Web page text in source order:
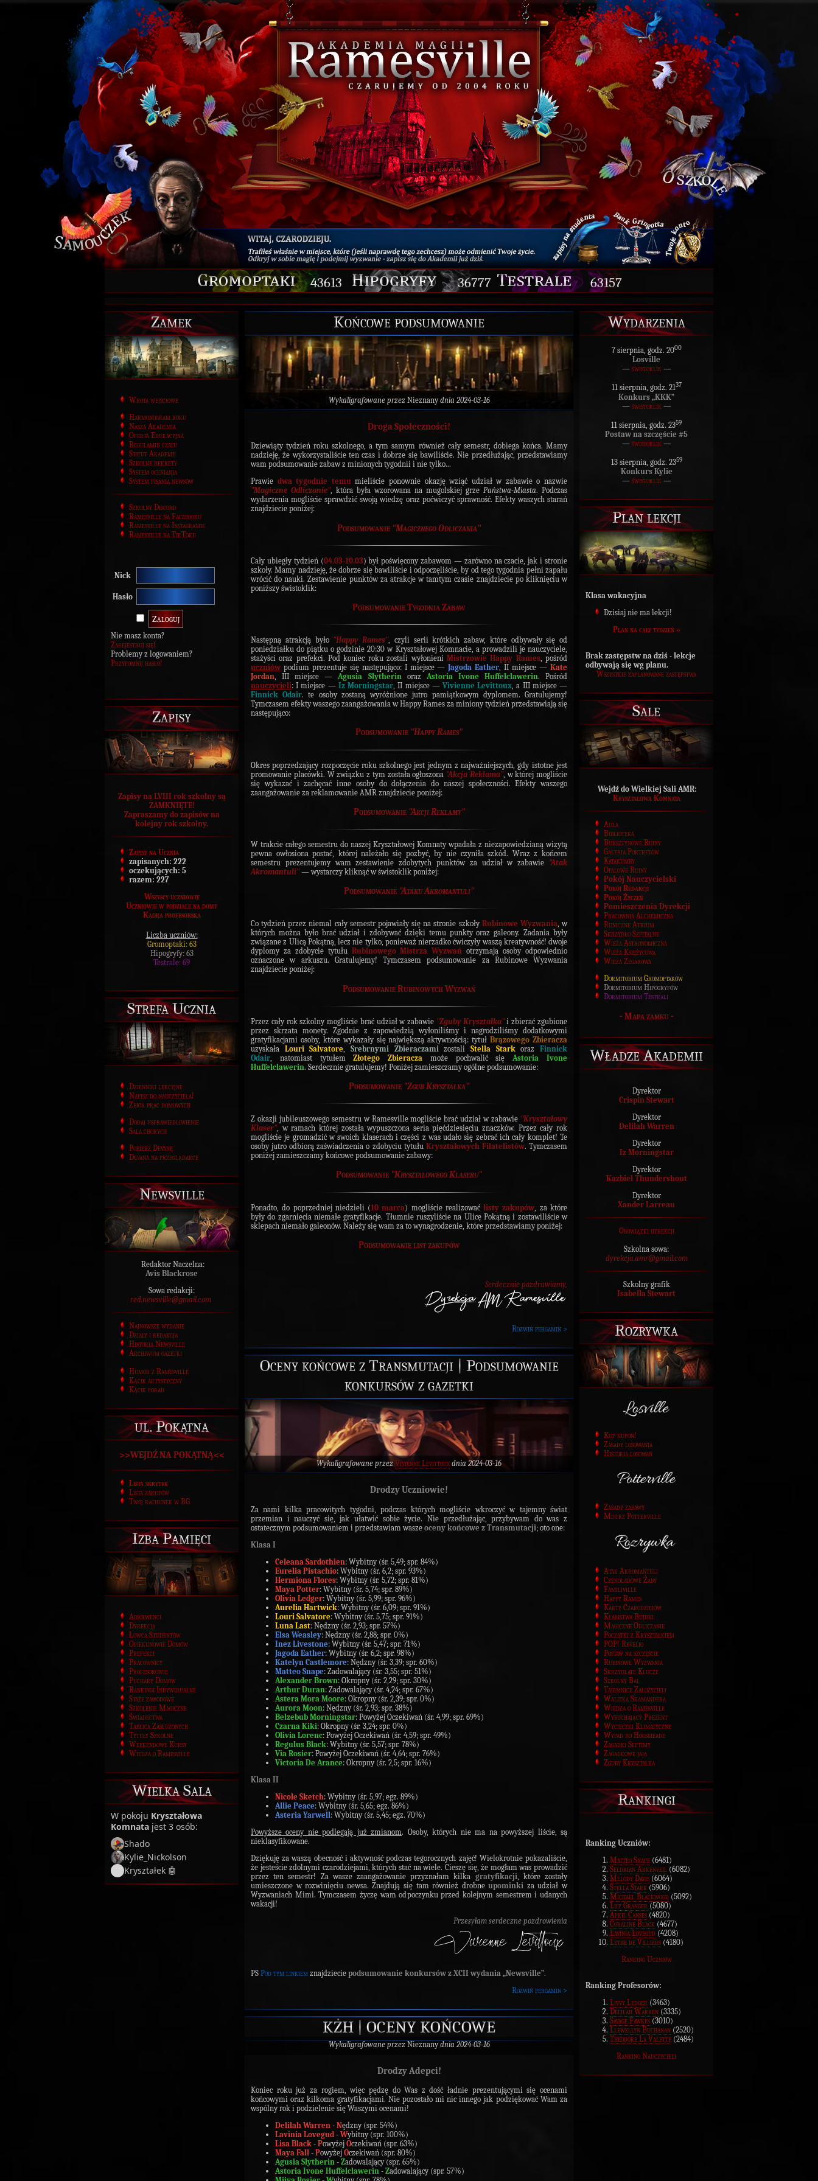
43613 36777 63157
Zamek
Wrota wejściowe
Harmonogram roku
Nasza Akademia
Oferta Edukacyjna
Regulamin czatu
Statut Akademii
Szkolne dekrety
System oceniania
System pisania newsów
Szkolny Discord
Ramesville na Facebooku
Ramesville na Instagramie
Ramesville na TikToku
Nick
Hasło
Nie masz konta?
Zarejestruj się!
Problemy z logowaniem?
Przypomnij hasło!
Zapisy
Zapisy na LVIII rok szkolny są
ZAMKNIĘTE!
Zapraszamy do zapisów na
kolejny rok szkolny.
Zapisy na Ucznia
zapisanych: 222
oczekujących: 5
razem: 227
Wszyscy uczniowie
Uczniowie w podziale na domy
Kadra profesorska
Liczba uczniów:
Gromoptaki: 63
Hipogryfy: 63
Testrale: 69
Strefa Ucznia
Dzienniki lekcyjne
Napisz do nauczyciela!
Zbiór prac domowych
Dodaj usprawiedliwienie
Sala chorych
Pobierz Devanę
Devana na przeglądarce
Newsville
Redaktor Naczelna:
Avis Blackrose
Sowa redakcji:
red.newsville@gmail.com
Najnowsze wydanie
Działy i redakcja
Historia Newsville
Archiwum gazetki
Humor z Ramesville
Kącik artystyczny
Kącik porad
ul. Pokątna
>>WEJDŹ NA POKĄTNĄ<<
Lista skrytek
Lista zakupów
Twój rachunek w BG
Izba Pamięci
Absolwenci
Dyrekcja
Łowca Studentów
Opiekunowie Domów
Prefekci
Pracownicy
Profesorowie
Puchary Domów
Rankingi Indywidualne
Staże zawodowe
Szkolenie Magiczne
Świadectwa
Tablica Zasłużonych
Tytuły Szkolne
Weekendowe Kursy
Wiedza o Ramesville
Wielka Sala
W pokoju Kryształowa
Komnata jest 3 osób:
Shado
Kylie_Nickolson
Kryształek 🤖
Końcowe podsumowanie
Wykaligrafowane przez Nieznanydnia 2024-03-16
Droga Społeczności!
Dziewiąty tydzień roku szkolnego, a tym samym również cały semestr, dobiega końca. Mamy
nadzieję, że wykorzystaliście ten czas i dobrze się bawiliście. Nie przedłużając, przedstawiamy
wam podsumowanie zabaw z minionych tygodnii i nie tylko...
Prawie dwa tygodnie temumieliście ponownie okazję wziąć udział w zabawie o nazwie
"Magiczne Odliczanie", która była wzorowana na mugolskiej grze Państwa-Miasta. Podczas
wydarzenia mogliście sprawdzić swoją wiedzę oraz poćwiczyć sprawność. Efekty waszych starań
znajdziecie poniżej:
Podsumowanie "Magicznego Odliczania"
Cały ubiegły tydzień (04.03-10.03) był poświęcony zabawom — zarówno na czacie, jak i stronie
szkoły. Mamy nadzieję, że dobrze się bawiliście i odpoczęliście, by od tego tygodnia pełni zapału
wrócić do nauki. Zestawienie punktów za atrakcje w tamtym czasie znajdziecie po kliknięciu w
poniższy świstoklik:
Podsumowanie Tygodnia Zabaw
Następną atrakcją było "Happy Rames", czyli serii krótkich zabaw, które odbywały się od
poniedziałku do piątku o godzinie 20:30 w Kryształowej Komnacie, a prowadzili je nauczyciele,
stażyści oraz prefekci. Pod koniec roku zostali wyłonieni Mistrzowie Happy Rames, pośród
uczniów podium prezentuje się następująco: I miejsce —Jagoda Eather, II miejsce —Kate
Jordan, III miejsce —Agusia Slytherinoraz Astoria Ivone Huffelclawerin. Pośród
nauczycieli: I miejsce — Iz Morningstar, II miejsce — Vivienne Levittoux, a III miejsce —
Finnick Odair. te osoby zostaną wyróżnione jutro pamiątkowym dyplomem. Gratulujemy!
Tymczasem efekty waszego zaangażowania w Happy Rames za miniony tydzień przedstawiają się
następująco:
Podsumowanie "Happy Rames"
Okres poprzedzający rozpoczęcie roku szkolnego jest jednym z najważniejszych, gdy istotne jest
promowanie placówki. W związku z tym została ogłoszona "Akcja Reklama", w której mogliście
się wykazać i zachęcać inne osoby do dołączenia do naszej społeczności. Efekty waszego
zaangażowanie za reklamowanie AMR znajdziecie poniżej:
Podsumowanie "Akcji Reklamy"
W trakcie całego semestru do naszej Kryształowej Komnaty wpadała z niezapowiedzianą wizytą
pewna owłosiona postać, której należało się pozbyć, by nie czyniła szkód. Wraz z końcem
semestru prezentujemy wam zestawienie zdobytych punktów za udział w zabawie "Atak
Akromantuli"— wystarczy kliknąć w świstoklik poniżej:
Podsumowanie "Ataku Akromantuli"
Co tydzień przez niemal cały semestr pojawiały się na stronie szkoły Rubinowe Wyzwania, w
których można było brać udział i zdobywać dzięki temu punkty oraz galeony. Zadania były
związane z Ulicą Pokątną, lecz nie tylko, ponieważ nierzadko ćwiczyły waszą kreatywność! dwoje
dyplomy za zdobycie tytułu Rubinowego Mistrza Wyzwań otrzymają osoby odpowiednio
oznaczone w arkuszu. Gratulujemy! Tymczasem podsumowanie za Rubinowe Wyzwania
znajdziecie poniżej:
Podsumowanie Rubinowych Wyzwań
Przez cały rok szkolny mogliście brać udział w zabawie "Zguby Kryształka"i zbierać zgubione
przez skrzata monety. Zgodnie z zapowiedzią wyłoniliśmy i nagrodziliśmy dodatkowymi
gratyfikacjami osoby, które wykazały się największą aktywnością: tytułBrązowego Zbieracza
uzyskała Louri Salvatore ,Srebrnymi Zbieraczami zostali Stella Stark orazFinnick
Odair , natomiast tytułemZłotego Zbieracza może pochwalić się Astoria Ivone
Huffelclawerin. Serdecznie gratulujemy! Poniżej zamieszczamy ogólne podsumowanie:
Podsumowanie "Zgub Kryształka"
Z okazji jubileuszowego semestru w Ramesville mogliście brać udział w zabawie "Kryształowy
Klaser", w ramach której została wypuszczona seria pięćdziesięciu znaczków. Przez cały rok
mogliście je gromadzić w swoich klaserach i części z was udało się zebrać ich cały komplet! Te
osoby jutro odbiorą zaświadczenia o zdobyciu tytułu Kryształowych Filatelistów. Tymczasem
poniżej zamieszczamy końcowe podsumowanie zabawy:
Podsumowanie "Kryształowego Klaseru"
Ponadto, do poprzedniej niedzieli (10 marca) mogliście realizowaćlisty zakupów , za które
były do zgarnięcia niemałe gratyfikacje. Tłumnie ruszyliście na Ulicę Pokątną i zostawiliście w
sklepach niemało galeonów. Należy się wam za to wynagrodzenie, które przedstawiamy poniżej:
Podsumowanie list zakupów
Serdecznie pozdrawiamy,
Rozwiń pergamin >
Oceny końcowe z Transmutacji | Podsumowanie
konkursów z gazetki
Wykaligrafowane przez Vivienne Levittoux dnia 2024-03-16
Drodzy Uczniowie!
Za nami kilka pracowitych tygodni, podczas których mogliście wkroczyć w tajemny świat
przemian i nauczyć się, jak ułatwić sobie życie. Nie przedłużając, przybywam do was z
ostatecznym podsumowaniem i przedstawiam wasze oceny końcowe z Transmutacji; oto one:
Klasa I
Celeana Sardothien: Wybitny (śr. 5,49; spr. 84%)
Eurelia Pistachio: Wybitny (śr. 6,2; spr. 93%)
Hermiona Flores: Wybitny (śr. 5,72; spr. 81%)
Maya Potter: Wybitny (śr. 5,74; spr. 89%)
Olivia Ledger: Wybitny (śr. 5,99; spr. 96%)
Aurelia Hartwick: Wybitny (śr. 6,09; spr. 91%)
Louri Salvatore: Wybitny (śr. 5,75; spr. 91%)
Luna Last: Nędzny (śr. 2,93; spr. 57%)
Elsa Weasley: Nędzny (śr. 2,88; spr. 0%)
Inez Livestone: Wybitny (śr. 5,47; spr. 71%)
Jagoda Eather: Wybitny (śr. 6,2; spr. 98%)
Katelyn Castlemore: Nędzny (śr. 3,39; spr. 60%)
Matteo Snape: Zadowalający (śr. 3,55; spr. 51%)
Alexander Brown: Okropny (śr. 2,29; spr. 30%)
Arthur Duran: Zadowalający (śr. 4,24; spr. 67%)
Astera Mora Moore: Okropny (śr. 2,39; spr. 0%)
Aurora Moon: Nędzny (śr. 2,93; spr. 38%)
Belzebub Morningstar: Powyżej Oczekiwań (śr. 4,99; spr. 69%)
Czarna Kiki: Okropny (śr. 3,24; spr. 0%)
Olivia Lorenc: Powyżej Oczekiwań (śr. 4,59; spr. 49%)
Regulus Black: Wybitny (śr. 5,57; spr. 78%)
Via Rosier: Powyżej Oczekiwań (śr. 4,64; spr. 76%)
Victoria De Arance: Okropny (śr. 2,5; spr. 16%)
Klasa II
Nicole Sketch: Wybitny (śr. 5,97; egz. 89%)
Allie Peace: Wybitny (śr. 5,65; egz. 86%)
Asteria Yarwell: Wybitny (śr. 5,45; egz. 70%)
Powyższe oceny nie podlegają już zmianom. Osoby, których nie ma na powyższej liście, są
nieklasyfikowane.
Dziękuję za waszą obecność i aktywność podczas tegorocznych zajęć! Wielokrotnie pokazaliście,
że jesteście zdolnymi czarodziejami, których stać na wiele. Cieszę się, że mogłam was prowadzić
przez ten semestr! Za wasze zaangażowanie przyznałam kilka gratyfikacji , które zostały
umieszczone w rozwinięciu newsa. Znajdują się tam również drobneupominki za udział w
Wyzwaniach Mimi. Tymczasem życzę wam odpoczynku przed kolejnym semestrem i udanych
wakacji!
Przesyłam serdeczne pozdrowienia
PS Pod tym linkiem znajdziecie podsumowanie konkursów z XCII wydania „Newsville”.
Rozwiń pergamin >
KŻH | OCENY KOŃCOWE
Wykaligrafowane przezNieznanydnia 2024-03-16
Drodzy Adepci!
Koniec roku już za rogiem, więc pędzę do Was z dość ładnie prezentującymi się ocenami
końcowymi oraz kilkoma gratyfikacjami. Nie pozostało mi nic innego jak podziękować Wam za
wspólny rok i podzielenie się Waszymi ocenami!
Delilah Warren - Nędzny (spr. 54%)
Lavinia Lovegud - Wybitny (spr. 100%)
Lisa Black - Powyżej Oczekiwań (spr. 63%)
Maya Fall - Powyżej Oczekiwań (spr. 80%)
Agusia Slytherin - Zadowalający (spr. 65%)
Astoria Ivone Huffelclawerin - Zadowalający (spr. 57%)
Wydarzenia
7 sierpnia, godz. 2000
Losville
— świstoklik—
11 sierpnia, godz. 2137
Konkurs „KKK”
— świstoklik —
11 sierpnia, godz. 2359
Postaw na szczęście #5
— świstoklik —
13 sierpnia, godz. 2359
Konkurs Kylie
— świstoklik—
Plan lekcji
Klasa wakacyjna
Dzisiaj nie ma lekcji!
Plan na cały tydzień »
Brak zastępstw na dziś - lekcje
odbywają się wg planu.
Wszystkie zaplanowane zastępstwa
Sale
Wejdź do Wielkiej Sali AMR:
Kryształowa Komnata
Aula
Biblioteka
Bursztynowe Ruiny
Galeria Portretów
Katakumby
Opalowe Ruiny
Pokój Nauczycielski
Pokój Redakcji
Pokój Życzeń
Pomieszczenia Dyrekcji
Pracownia Alchemiczna
Runiczne Atrium
Skrzydło Szpitalne
Wieża Astronomiczna
Wieża Księżycowa
Wieża Zegarowa
Dormitorium Gromoptaków
Dormitorium Hipogryfów
Dormitorium Testrali
- Mapa zamku-
Władze Akademii
Dyrektor
Crispin Stewart
Dyrektor
Delilah Warren
Dyrektor
Iz Morningstar
Dyrektor
Kazbiel Thundershout
Dyrektor
Xander Larreau
Obowiązki dyrekcji
Szkolna sowa:
dyrekcja.amr@gmail.com
Szkolny grafik
Isabella Stewart
Rozrywka
Kup kupon!
Zasady losowania
Historia losowań
Zasady zabawy
Mistrz Potterville
Atak Akromantuli
Czekoladowe Żaby
Familiville
Happy Rames
Karty Czarodziejów
Kłamstwa Bujdki
Magiczne Odliczanie
Początki z Kryształkiem
POP! Revelio
Postaw na szczęście
Rubinowe Wyzwania
Skrzydlate Klucze
Szkolny Bal
Tajemnice Założycieli
Walizka Skamandera
Wiedza o Ramesville
Wybuchający Prezent
Wycieczki Klimatyczne
Wypad do Hogsmeade
Zagadki Septimy
Zagadkowe jaja
Zguby Kryształka
Rankingi
Ranking Uczniów:
Matteo Snape (6481)
Seldrian Arkenveil (6082)
Melody Davis (6064)
Stella Stark (5906)
Michael Blackwood (5092)
Lily Granger (5080)
April Canses (4820)
Coraline Black (4677)
Lavinia Lovegud (4208)
Lethe de Villiers (4180)
Ranking Uczniów
Ranking Profesorów:
Livvy Ledger (3463)
Delilah Warren (3335)
Savage Fawkes (3010)
Llewellyn Buchanan (2520)
Theodore La Valette (2484)
Ranking Nauczycieli